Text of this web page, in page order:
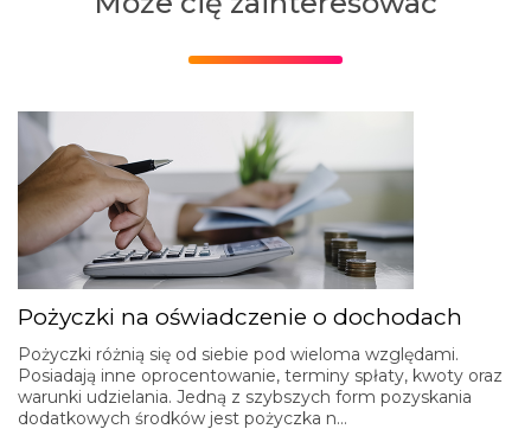
Pożyczki na oświadczenie o dochodach
Pożyczki różnią się od siebie pod wieloma względami.
Posiadają inne oprocentowanie, terminy spłaty, kwoty oraz
warunki udzielania. Jedną z szybszych form pozyskania
dodatkowych środków jest pożyczka n…